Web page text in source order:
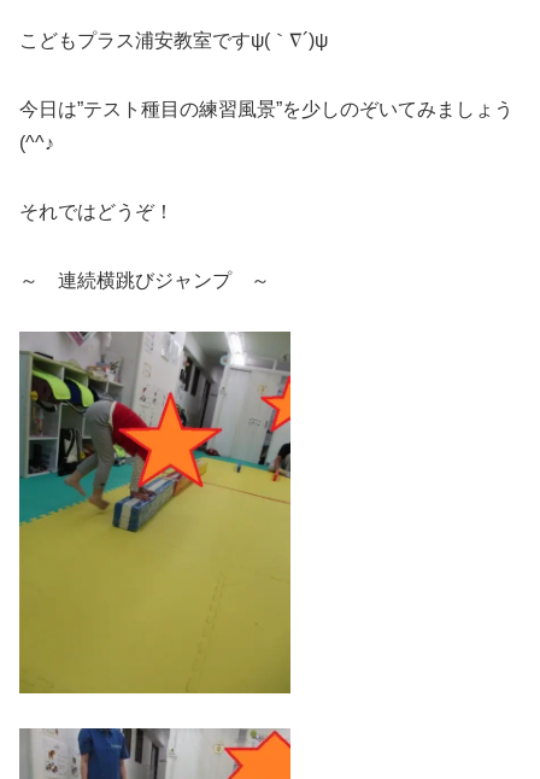
こどもプラス浦安教室ですψ(｀∇´)ψ
今日は”テスト種目の練習風景”を少しのぞいてみましょう
(^^♪
それではどうぞ！
～ 連続横跳びジャンプ ～